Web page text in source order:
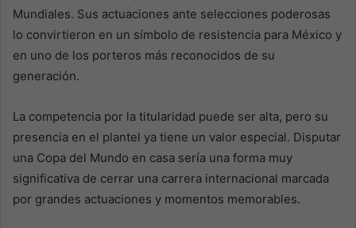
Mundiales. Sus actuaciones ante selecciones poderosas
lo convirtieron en un símbolo de resistencia para México y
en uno de los porteros más reconocidos de su
generación.
La competencia por la titularidad puede ser alta, pero su
presencia en el plantel ya tiene un valor especial. Disputar
una Copa del Mundo en casa sería una forma muy
significativa de cerrar una carrera internacional marcada
por grandes actuaciones y momentos memorables.